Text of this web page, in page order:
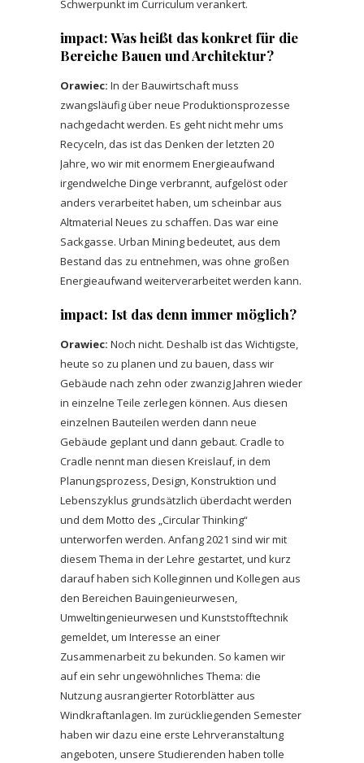
Schwerpunkt im Curriculum verankert.
impact: Was heißt das konkret für die
Bereiche Bauen und Architektur?
Orawiec: In der Bauwirtschaft muss
zwangsläufig über neue Produktionsprozesse
nachgedacht werden. Es geht nicht mehr ums
Recyceln, das ist das Denken der letzten 20
Jahre, wo wir mit enormem Energieaufwand
irgendwelche Dinge verbrannt, aufgelöst oder
anders verarbeitet haben, um scheinbar aus
Altmaterial Neues zu schaffen. Das war eine
Sackgasse. Urban Mining bedeutet, aus dem
Bestand das zu entnehmen, was ohne großen
Energieaufwand weiterverarbeitet werden kann.
impact: Ist das denn immer möglich?
Orawiec: Noch nicht. Deshalb ist das Wichtigste,
heute so zu planen und zu bauen, dass wir
Gebäude nach zehn oder zwanzig Jahren wieder
in einzelne Teile zerlegen können. Aus diesen
einzelnen Bauteilen werden dann neue
Gebäude geplant und dann gebaut. Cradle to
Cradle nennt man diesen Kreislauf, in dem
Planungsprozess, Design, Konstruktion und
Lebenszyklus grundsätzlich überdacht werden
und dem Motto des „Circular Thinking“
unterworfen werden. Anfang 2021 sind wir mit
diesem Thema in der Lehre gestartet, und kurz
darauf haben sich Kolleginnen und Kollegen aus
den Bereichen Bauingenieurwesen,
Umweltingenieurwesen und Kunststofftechnik
gemeldet, um Interesse an einer
Zusammenarbeit zu bekunden. So kamen wir
auf ein sehr ungewöhnliches Thema: die
Nutzung ausrangierter Rotorblätter aus
Windkraftanlagen. Im zurückliegenden Semester
haben wir dazu eine erste Lehrveranstaltung
angeboten, unsere Studierenden haben tolle